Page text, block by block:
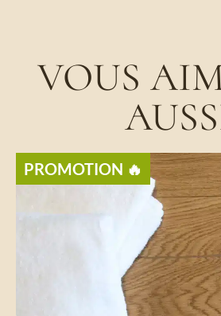
VOUS
PROMOTION ​🔥​